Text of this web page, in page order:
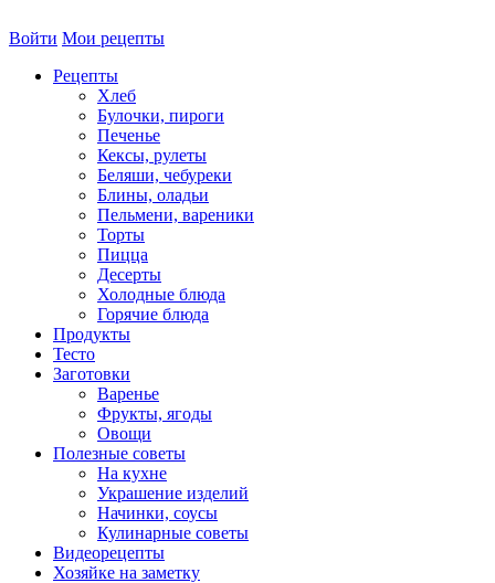
Войти Мои рецепты
Рецепты
Хлеб
Булочки, пироги
Печенье
Кексы, рулеты
Беляши, чебуреки
Блины, оладьи
Пельмени, вареники
Торты
Пицца
Десерты
Холодные блюда
Горячие блюда
Продукты
Тесто
Заготовки
Варенье
Фрукты, ягоды
Овощи
Полезные советы
На кухне
Украшение изделий
Начинки, соусы
Кулинарные советы
Видеорецепты
Хозяйке на заметку